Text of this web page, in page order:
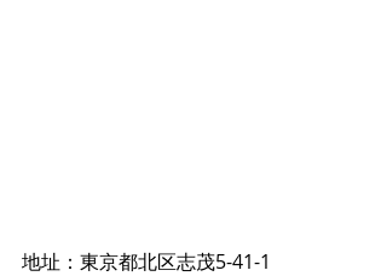
地址：東京都北区志茂5-41-1